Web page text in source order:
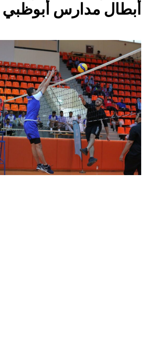
أبطال مدارس أبوظبي